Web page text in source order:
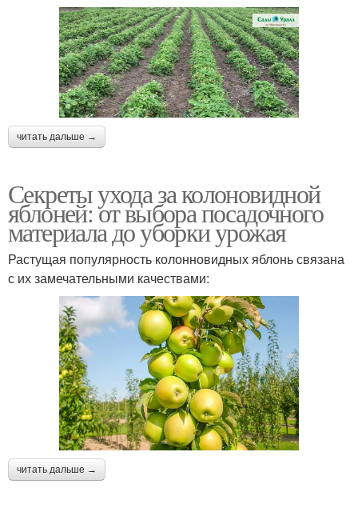
читать дальше →
Секреты ухода за колоновидной
яблоней: от выбора посадочного
материала до уборки урожая
Растущая популярность колонновидных яблонь связана
с их замечательными качествами:
читать дальше →